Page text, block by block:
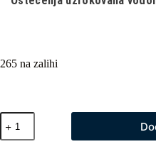
265 na zalihi
Djeciji
pametni
sat